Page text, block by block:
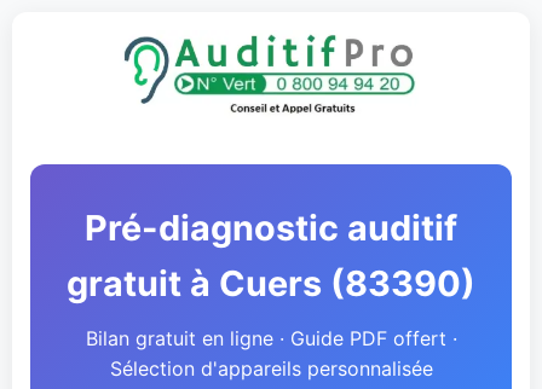
Pré-diagnostic auditif
gratuit à Cuers (83390)
Bilan gratuit en ligne · Guide PDF offert ·
Sélection d'appareils personnalisée